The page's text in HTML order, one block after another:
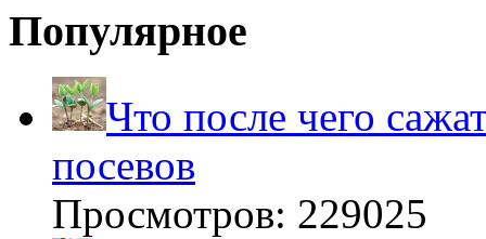
Популярное
Что после чего
посевов
Просмотров: 229025